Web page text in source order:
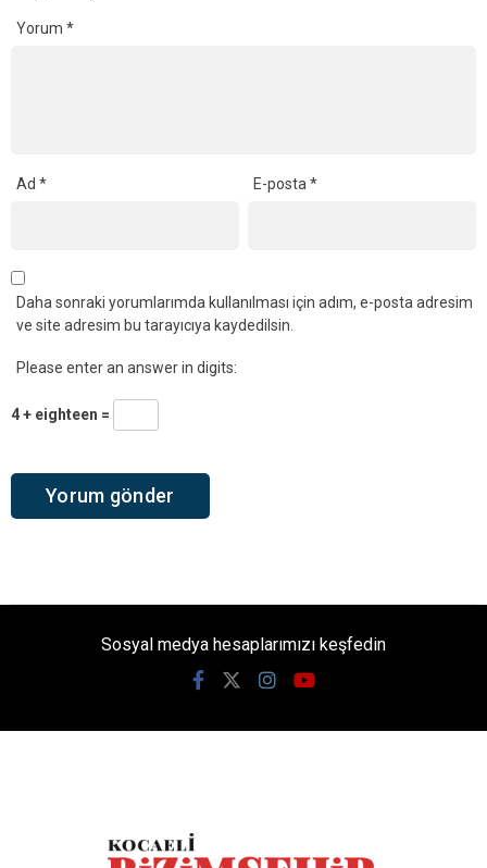
Yorum *
Ad * E-posta*
Daha sonraki yorumlarımda kullanılması için adım, e-posta adresim
ve site adresim bu tarayıcıya kaydedilsin.
Please enter an answer in digits:
4 + eighteen =
Sosyal medya hesaplarımızı keşfedin